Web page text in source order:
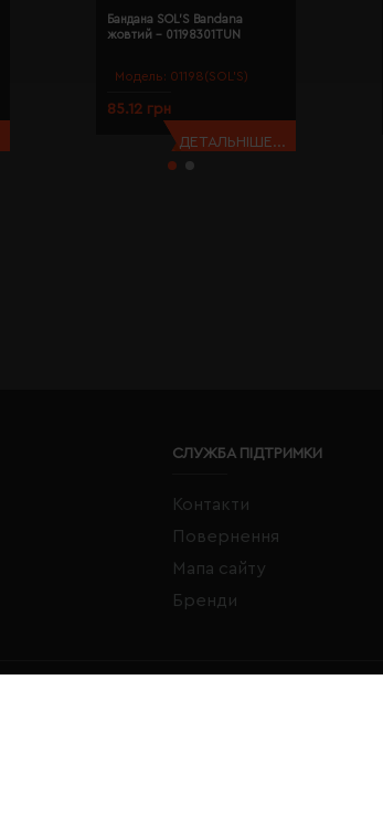
Модель: 01198(SOL’S)
Бандана SOL'S Bandana
жовтий - 01198301TUN
85.12 грн
ДЕТАЛЬНІШЕ...
СЛУЖБА ПІДТРИМКИ
Контакти
Повернення
Мапа сайту
Бренди